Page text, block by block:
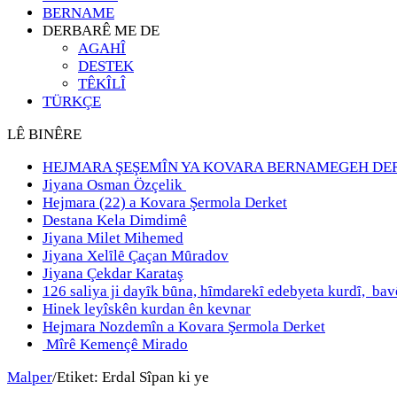
BERNAME
DERBARÊ ME DE
AGAHÎ
DESTEK
TÊKÎLÎ
TÜRKÇE
LÊ BINÊRE
HEJMARA ŞEŞEMÎN YA KOVARA BERNAMEGEH
Jiyana Osman Özçelik
Hejmara (22) a Kovara Şermola Derket
Destana Kela Dimdimê
Jiyana Milet Mihemed
Jiyana Xelȋlȇ Çaçan Mȗradov
Jiyana Çekdar Karataş
126 saliya ji dayȋk bȗna, hȋmdarekȋ edebyeta kurdȋ,
Hinek leyîskên kurdan ên kevnar
Hejmara Nozdemîn a Kovara Şermola Derket
Mîrê Kemençê Mirado
Malper/Etiket: Erdal Sîpan ki ye